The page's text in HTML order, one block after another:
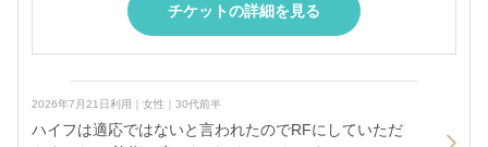
チケットの詳細を見る
2026年7月21日利用｜女性｜30代前半
ハイフは適応ではないと言われたのでRFにしていただ